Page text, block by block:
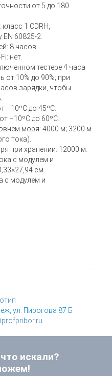
от 5 до 180
1 CDRH,
EN 60825-2.
8 часов.
нет.
тестере 4 часа
от 10% до 90%; при
зарядки, чтобы
–10ºC до 45ºC.
–10ºC до 60ºC.
моря: 4000 м; 3200 м
тока).
при хранении: 12000 м.
с модулем и
см.
с модулем и
ул. Пирогова 87 Б
искали?